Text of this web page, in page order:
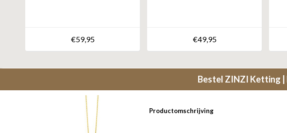
€59,95 €49,95
Bestel ZINZI Ketting |
Productomschrijving